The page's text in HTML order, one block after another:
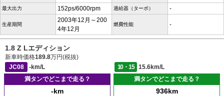
最大出力 152ps/6000rpm 過給器（ターボ） -
生産期間
2003年12月～200
4年12月
燃費性能 -
1.8 Z Lエディション
新車時価格189.8万円(税抜)
JC08
-km/L 10・15
15.6km/L
満タンでどこまで走る？
-km
満タンでどこまで走る？
936km